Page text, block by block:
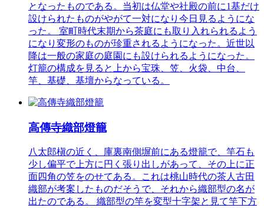
となったものである。当初は仏堂や社殿の前に1基だけ
設けられたものがやがて一対になり今日見るようにな
った。 室町時代末期から茶庭にも取り入れられるよう
になり変形のものが珍重されるようになった。近世以
降は一般の家庭の庭園にも設けられるようになった。
灯籠の構成を見ると上から宝珠、笠、火袋、中台、
竿、基礎、基壇からなっている。
高傳寺織部燈籠
八太郎槇の近く、庫裏南側塀前にある燈籠で、竿石も
少し偏平で上方に円く張り出しがあって、その上に正
面四角の笠をのせてある。これは桃山時代の茶人古田
織部が考案したものだそうで、それから織部型の名が
出たのである。 織部型の竿を変型十字架と見て竿下方